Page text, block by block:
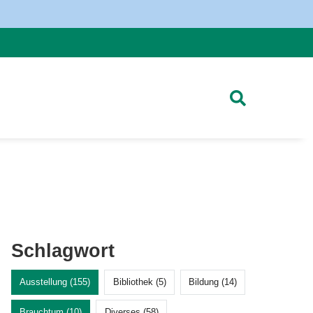
Schlagwort
Ausstellung (155) Bibliothek (5) Bildung (14)